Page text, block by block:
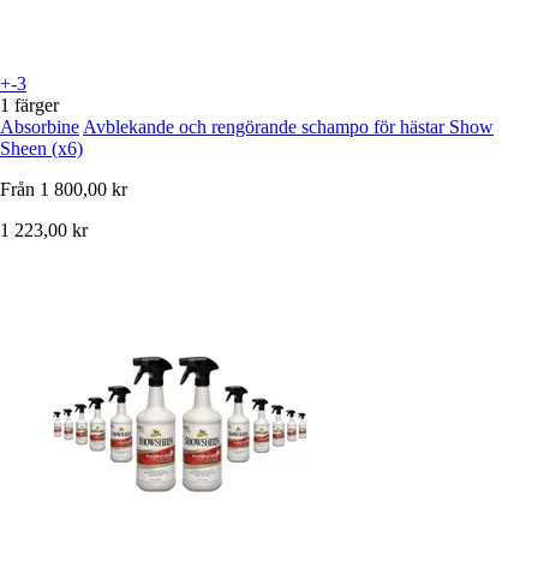
+-3
1 färger
Absorbine Avblekande och rengörande schampo för hästar Show
Sheen (x6)
Från 1 800,00 kr
1 223,00 kr